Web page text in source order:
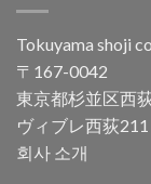
Tokuyama shoji
〒167-0042
東京都杉並区西
ヴィブレ西荻211
회사 소개